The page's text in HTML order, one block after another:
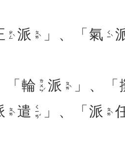
ㄓㄥˋ 派 ㄆㄞˋ 」、「 氣 ㄑㄧˋ
「 輪 ㄌㄨㄣˊ 派 ㄆㄞˋ 」、「
ㄆㄞˋ 遣 ㄑㄧㄢˇ 」、「 派 ㄆㄞˋ